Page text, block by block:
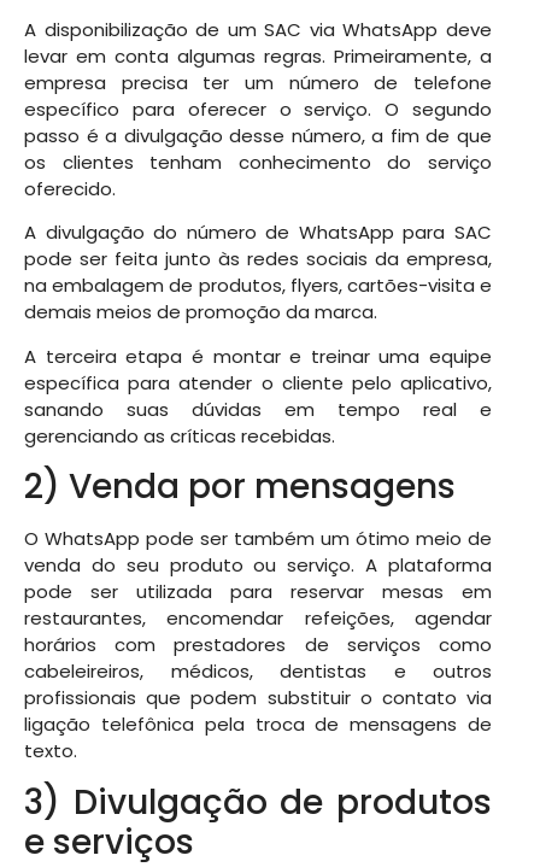
A disponibilização de um SAC via WhatsApp deve
levar em conta algumas regras. Primeiramente, a
empresa precisa ter um número de telefone
específico para oferecer o serviço. O segundo
passo é a divulgação desse número, a fim de que
os clientes tenham conhecimento do serviço
oferecido.
A divulgação do número de WhatsApp para SAC
pode ser feita junto às redes sociais da empresa,
na embalagem de produtos, flyers, cartões-visita e
demais meios de promoção da marca.
A terceira etapa é montar e treinar uma equipe
específica para atender o cliente pelo aplicativo,
sanando suas dúvidas em tempo real e
gerenciando as críticas recebidas.
2) Venda por mensagens
O WhatsApp pode ser também um ótimo meio de
venda do seu produto ou serviço. A plataforma
pode ser utilizada para reservar mesas em
restaurantes, encomendar refeições, agendar
horários com prestadores de serviços como
cabeleireiros, médicos, dentistas e outros
profissionais que podem substituir o contato via
ligação telefônica pela troca de mensagens de
texto.
3) Divulgação de produtos
e serviços